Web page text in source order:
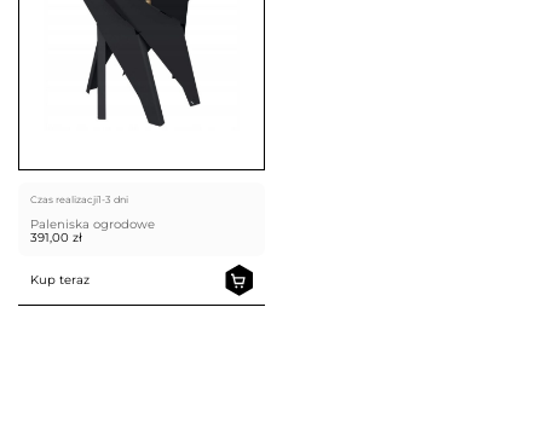
Czas realizacji1-3 dni
Paleniska ogrodowe
391,00 zł
Kup teraz